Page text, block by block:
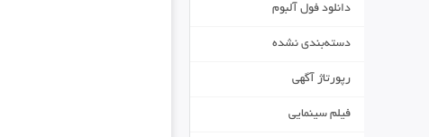
دانلود فول آلبوم
دسته‌بندی نشده
رپورتاژ آگهی
فیلم سینمایی